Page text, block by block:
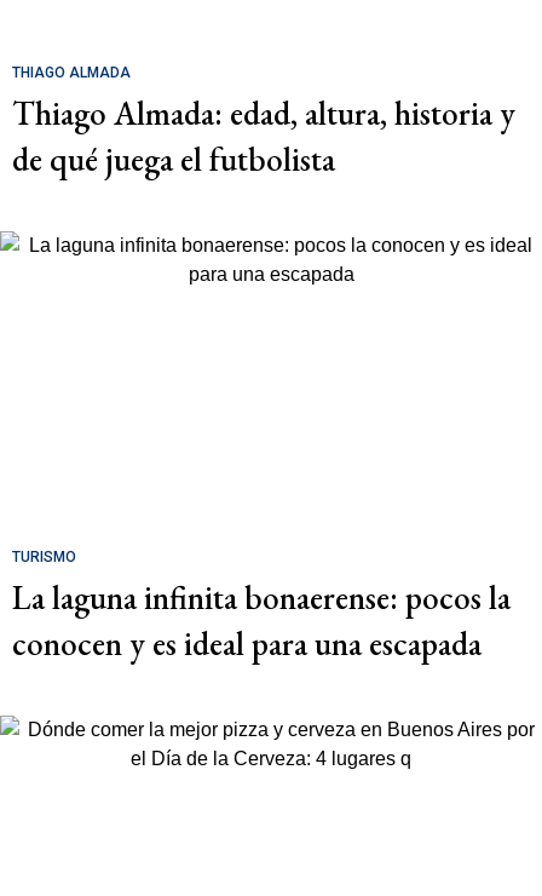
THIAGO ALMADA
Thiago Almada: edad, altura, historia y
de qué juega el futbolista
TURISMO
La laguna infinita bonaerense: pocos la
conocen y es ideal para una escapada